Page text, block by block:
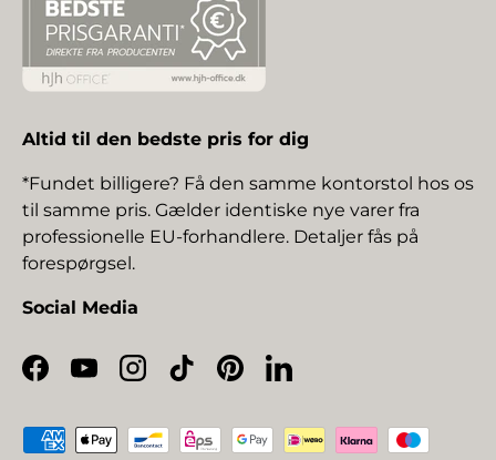
Altid til den bedste pris for dig
*Fundet billigere? Få den samme kontorstol hos os
til samme pris. Gælder identiske nye varer fra
professionelle EU-forhandlere. Detaljer fås på
forespørgsel.
Social Media
Facebook
YouTubeInstagram
TikTokPinterestLinkedIn
Betalingsmetoder